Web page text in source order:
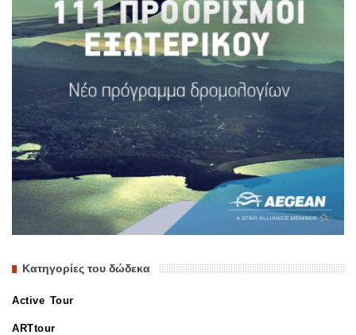
Κατηγορίες του δώδεκα
Active Tour
ARTtour